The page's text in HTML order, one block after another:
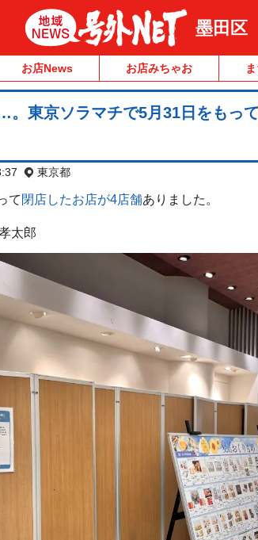
墨田区
お店News お店みちゃお
東京ソラマチで5月31日をもっ
東京都
て閉店したお店が4店舗ありました。
太郎